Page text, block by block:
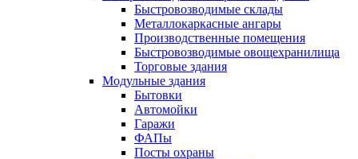
Быстровозводимые склады
Металлокаркасные ангары
Производственные помещения
Быстровозводимые овощехранилища
Торговые здания
Модульные здания
Бытовки
Автомойки
Гаражи
ФАПы
Посты охраны